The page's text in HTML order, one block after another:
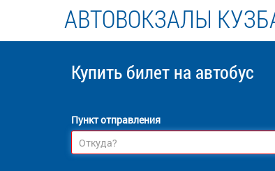
АВТОВОКЗАЛЫ
Купить билет на автобус
Пункт отправления